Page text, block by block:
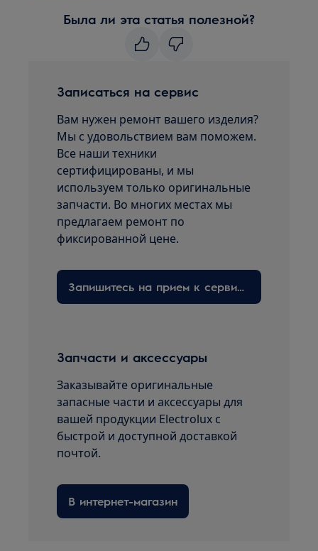
Была ли эта статья полезной?
Записаться на сервис
Вам нужен ремонт вашего изделия?
Мы с удовольствием вам поможем.
Все наши техники
сертифицированы, и мы
используем только оригинальные
запчасти. Во многих местах мы
предлагаем ремонт по
фиксированной цене.
Запишитесь на прием к сервисному технику здесь
Запчасти и аксессуары
Заказывайте оригинальные
запасные части и аксессуары для
вашей продукции Electrolux с
быстрой и доступной доставкой
почтой.
В интернет-магазин